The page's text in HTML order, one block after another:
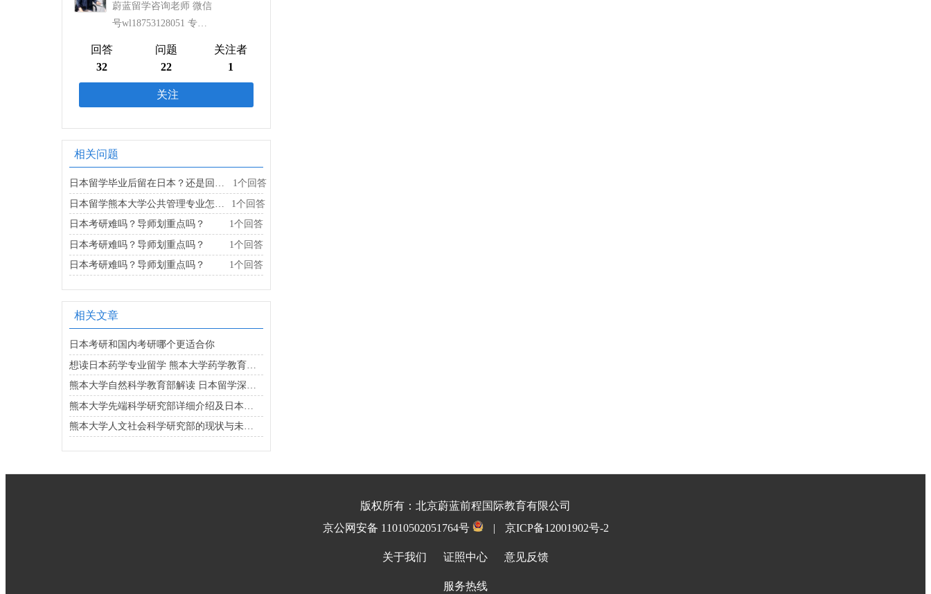
蔚蓝留学咨询老师 微信
号wl18753128051 专注
本大学社会学修士
回答
32
问题
22
关注者
1
关注
相关问题
1个回答
1个回答
日本考研难吗？导师划重点吗？
1个回答
日本考研难吗？导师划重点吗？
1个回答
日本考研难吗？导师划重点吗？
1个回答
相关文章
日本考研和国内考研哪个更适合你
熊本大学人文社会科学研究部的现状与未来发展
版权所有：北京蔚蓝前程国际教育有限公司
京公网安备 11010502051764号
| 京ICP备12001902号-2
关于我们 证照中心 意见反馈
服务热线